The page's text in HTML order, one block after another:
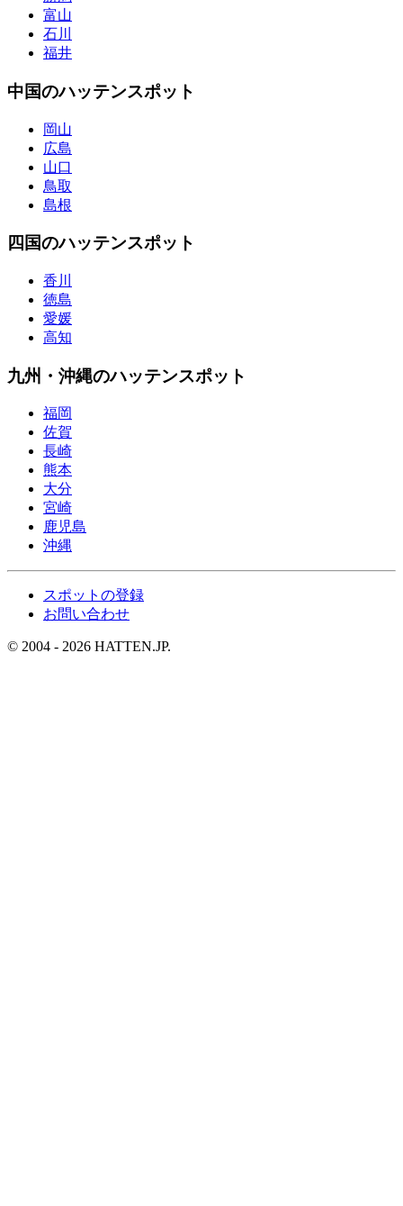
富山
石川
福井
中国のハッテンスポット
岡山
広島
山口
鳥取
島根
四国のハッテンスポット
香川
徳島
愛媛
高知
九州・沖縄のハッテンスポット
福岡
佐賀
長崎
熊本
大分
宮崎
鹿児島
沖縄
スポットの登録
お問い合わせ
© 2004 - 2026 HATTEN.JP.